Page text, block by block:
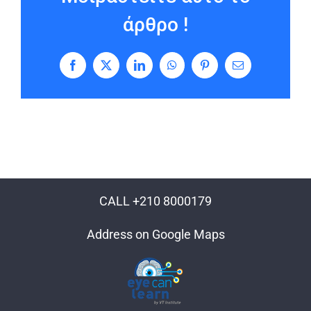
άρθρο !
Facebook
X LinkedInWhatsAppPinterestEmail
CALL +210 8000179
Address on Google Maps